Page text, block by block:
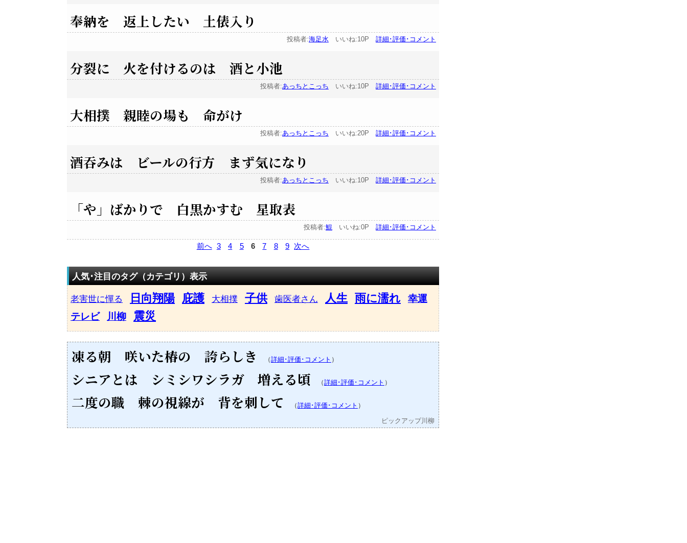
奉納を 返上したい 土俵入り
投稿者:海足水 いいね:10P 詳細･評価･コメント
分裂に 火を付けるのは 酒と小池
投稿者:あっちとこっち いいね:10P 詳細･評価･コメント
大相撲 親睦の場も 命がけ
投稿者:あっちとこっち いいね:20P 詳細･評価･コメント
酒吞みは ビールの行方 まず気になり
投稿者:あっちとこっち いいね:10P 詳細･評価･コメント
「や」ばかりで 白黒かすむ 星取表
投稿者:鯤 いいね:0P 詳細･評価･コメント
前へ 3 4 5 6 7 8 9 次へ
人気･注目のタグ（カテゴリ）表示
老害世に憚る 日向翔陽 庇護 大相撲 子供 歯医者さん 人生 雨に濡れ
幸運
テレビ
川柳 震災
凍る朝 咲いた椿の 誇らしき （詳細･評価･コメント ）
シニアとは シミシワシラガ 増える頃 （詳細･評価･コメント ）
二度の職 棘の視線が 背を刺して （詳細･評価･コメント ）
ピックアップ川柳